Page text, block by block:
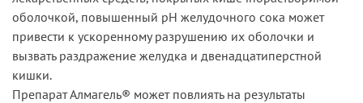
оболочкой, повышенный рН желудочного сока может
привести к ускоренному разрушению их оболочки и
вызвать раздражение желудка и двенадцатиперстной
кишки.
Препарат Алмагель® может повлиять на результаты